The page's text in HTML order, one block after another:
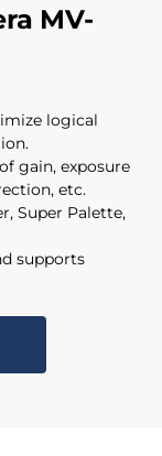
MV-
logical
gain, exposure
etc.
Super Palette,
supports